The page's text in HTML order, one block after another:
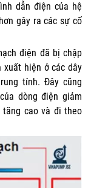
dẫn điện của hệ
gây ra các sự cố
điện đã bị chập
xuất hiện ở các dây
tính. Đây cũng
dòng điện giảm
tăng cao và đi theo